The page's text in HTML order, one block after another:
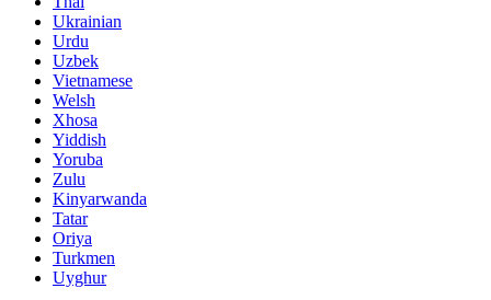
Ukrainian
Urdu
Uzbek
Vietnamese
Welsh
Xhosa
Yiddish
Yoruba
Zulu
Kinyarwanda
Tatar
Oriya
Turkmen
Uyghur